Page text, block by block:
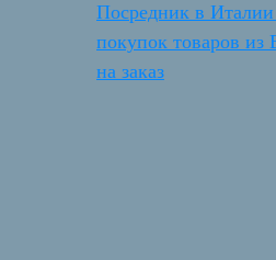
Посредник в Италии
покупок товаров из
на заказ